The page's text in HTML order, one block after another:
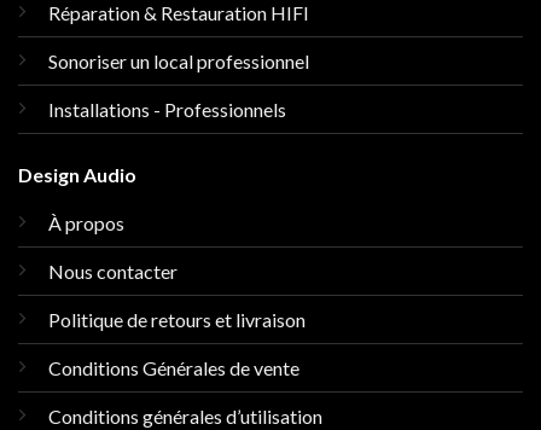
Réparation & Restauration HIFI
Sonoriser un local professionnel
Installations - Professionnels
Design Audio
À propos
Nous contacter
Politique de retours et livraison
Conditions Générales de vente
Conditions générales d’utilisation